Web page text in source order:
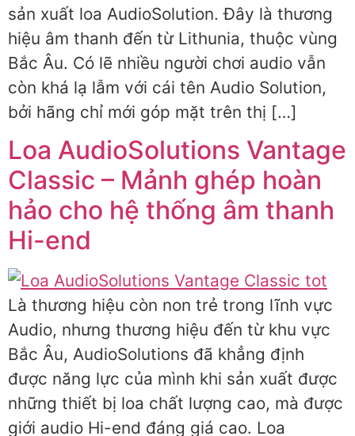
sản xuất loa AudioSolution. Đây là thương
hiệu âm thanh đến từ Lithunia, thuộc vùng
Bắc Âu. Có lẽ nhiều người chơi audio vẫn
còn khá lạ lẫm với cái tên Audio Solution,
bởi hãng chỉ mới góp mặt trên thị […]
Loa AudioSolutions Vantage
Classic – Mảnh ghép hoàn
hảo cho hệ thống âm thanh
Hi-end
Là thương hiệu còn non trẻ trong lĩnh vực
Audio, nhưng thương hiệu đến từ khu vực
Bắc Âu, AudioSolutions đã khẳng định
được năng lực của mình khi sản xuất được
những thiết bị loa chất lượng cao, mà được
giới audio Hi-end đáng giá cao. Loa